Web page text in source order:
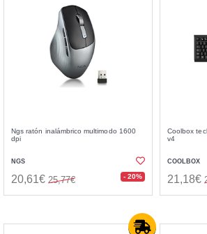
Ngs ratón inalámbrico multimodo 1600
dpi
NGS
20,61€ 25,77€ - 20%
Coolbox
v4
COOLBOX
21,18€